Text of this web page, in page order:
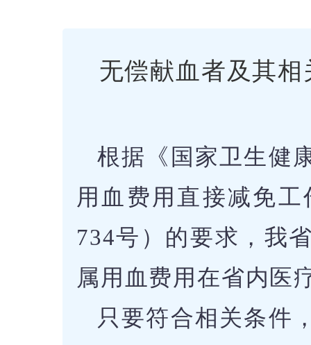
无偿献血者及其
根据《国家卫生健
用血费用直接减免
734号）的要求，我
属用血费用在省内医
只要符合相关条件